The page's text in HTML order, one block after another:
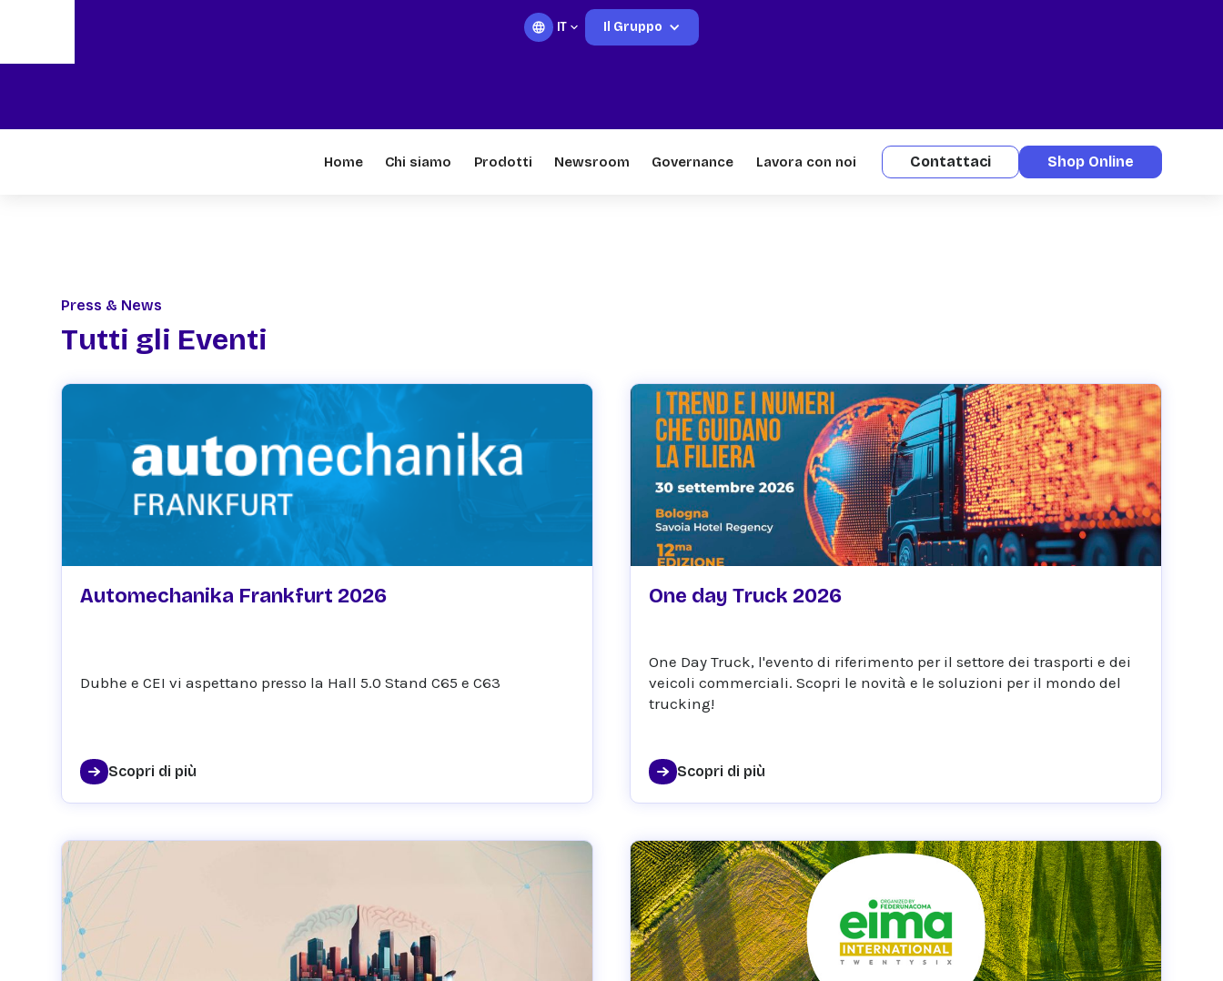
IT Il Gruppo
Home Chi siamo Prodotti Newsroom Governance Lavora con noi Contattaci Shop Online
Press & News
Tutti gli Eventi
September 12, 2026
Automechanika Frankfurt​ 2026
Dubhe e CEI vi aspettano presso la Hall 5.0 Stand C65 e C63
Scopri di più
September 30, 2026
One day Truck 2026
One Day Truck, l'evento di riferimento per il settore dei trasporti e dei
veicoli commerciali. Scopri le novità e le soluzioni per il mondo del
trucking!
Scopri di più